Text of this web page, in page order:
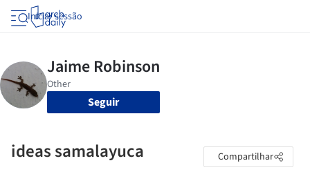
Iniciar sessão
Seguir
ideas samalayuca Compartilhar